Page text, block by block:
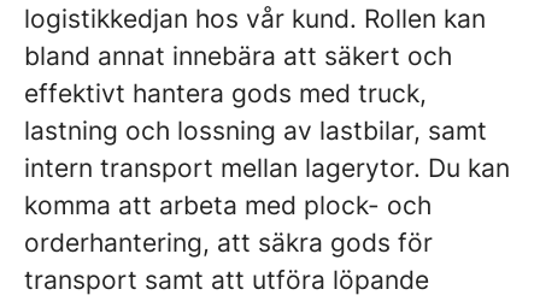
logistikkedjan hos vår kund. Rollen kan
bland annat innebära att säkert och
effektivt hantera gods med truck,
lastning och lossning av lastbilar, samt
intern transport mellan lagerytor. Du kan
komma att arbeta med plock- och
orderhantering, att säkra gods för
transport samt att utföra löpande